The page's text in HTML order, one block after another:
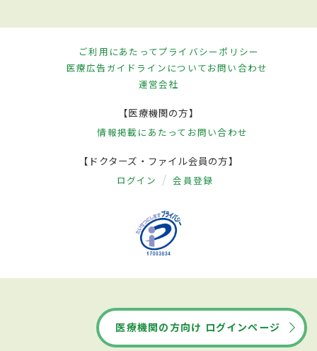
ご利用にあたってプライバシーポリシー
医療広告ガイドラインについてお問い合わせ
運営会社
【医療機関の方】
情報掲載にあたって お問い合わせ
【ドクターズ・ファイル会員の方】
ログイン 会員登録
医療機関の方向け ログインページ